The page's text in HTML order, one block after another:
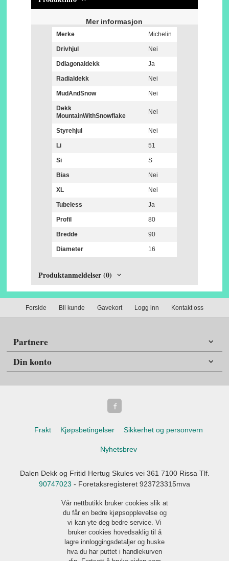
Mer informasjon
Merke Michelin
Drivhjul Nei
Ddiagonaldekk Ja
Radialdekk Nei
MudAndSnow Nei
Dekk
MountainWithSnowflake
Nei
Styrehjul Nei
Li 51
Si S
Bias Nei
XL Nei
Tubeless Ja
Profil 80
Bredde 90
Diameter 16
Produktanmeldelser (0)
Forside Bli kunde Gavekort Logg inn Kontakt oss
Partnere
Din konto
Frakt Kjøpsbetingelser Sikkerhet og personvern
Nyhetsbrev
Dalen Dekk og Fritid Hertug Skules vei 361 7100 Rissa Tlf.
90747023 - Foretaksregisteret 923723315mva
Vår nettbutikk bruker cookies slik at
du får en bedre kjøpsopplevelse og
vi kan yte deg bedre service. Vi
bruker cookies hovedsaklig til å
lagre innloggingsdetaljer og huske
hva du har puttet i handlekurven